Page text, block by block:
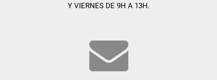
Y VIERNES DE 9H A 13H.